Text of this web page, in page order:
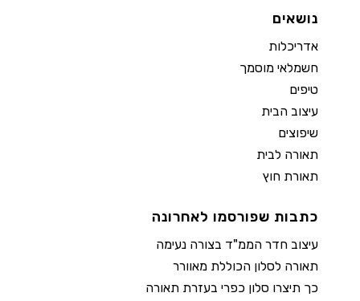
נושאים
אדריכלות
חשמלאי מוסמך
טיפים
עיצוב הבית
שיפוצים
תאורה לבית
תאורת חוץ
כתבות שפורסמו לאחרונה
עיצוב חדר הממ"ד בצורה נעימה
תאורה לסלון הכוללת מאוורר
כך תיצרו סלון כפרי בעזרת תאורה